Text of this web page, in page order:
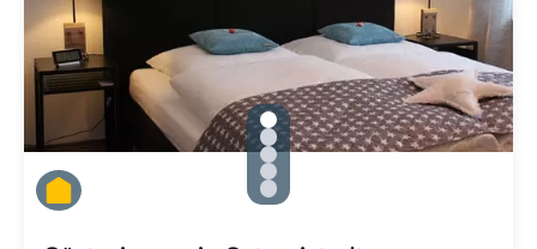
gallery.slide_selector
Zu Slide 1 wechseln
Zu Slide 2 wechseln
Zu Slide 3 wechseln
Zu Slide 4 wechseln
Zu Slide 5 wechseln